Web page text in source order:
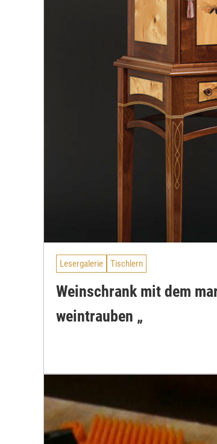
Lesergalerie Tischlern
Weinschrank mit dem
weintrauben „